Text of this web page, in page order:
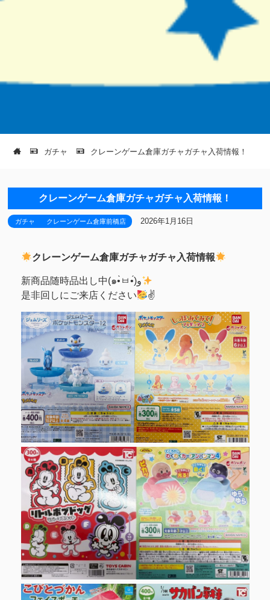
ガチャ クレーンゲーム倉庫ガチャガチャ入荷情報！
クレーンゲーム倉庫ガチャガチャ入荷情報！
ガチャ クレーンゲーム倉庫前橋店 2026年1月16日
クレーンゲーム倉庫ガチャガチャ入荷情報
新商品随時品出し中(๑•̀ㅂ•́)و
是非回しにご来店ください
✌